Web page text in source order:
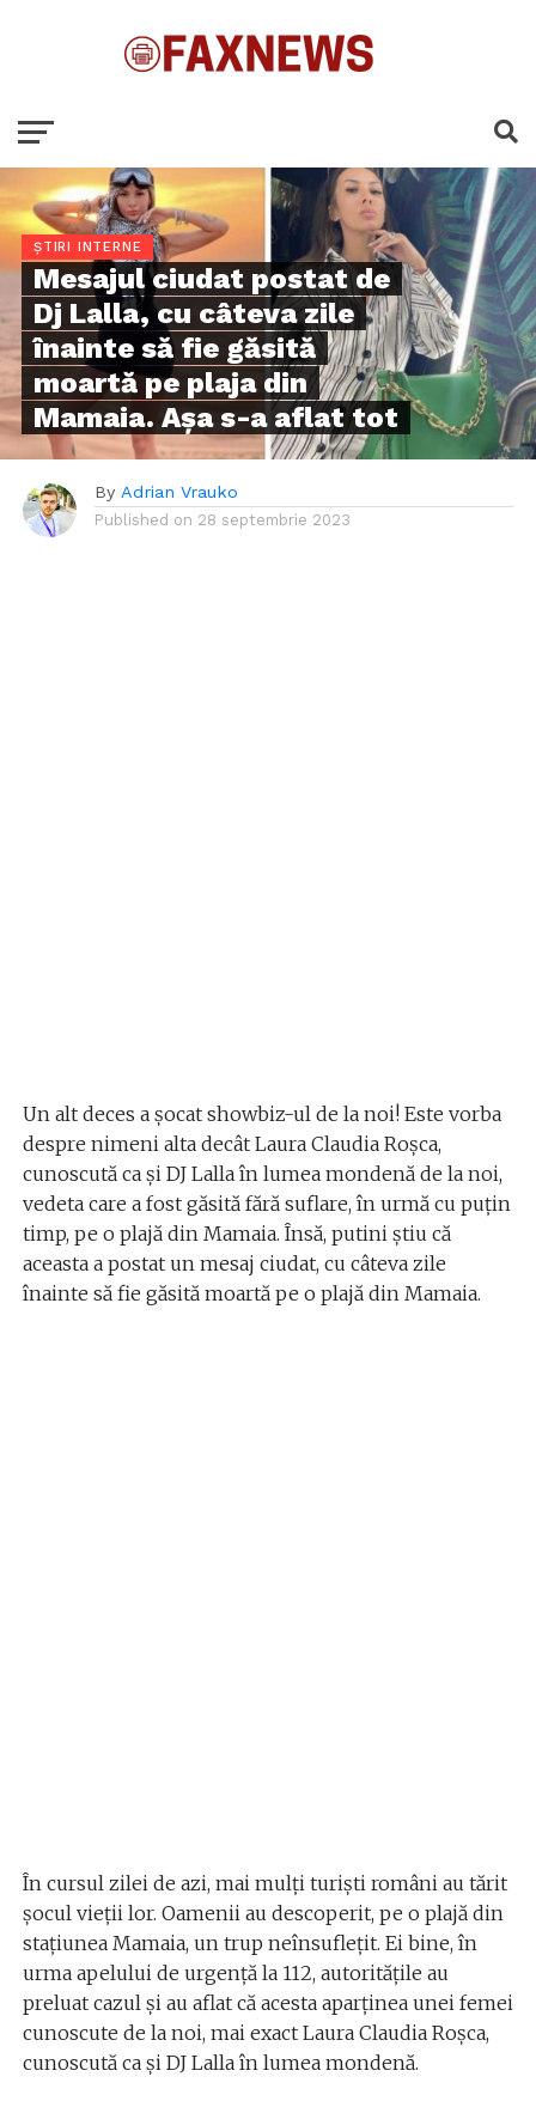
ȘTIRI INTERNE
Mesajul ciudat postat de
Dj Lalla, cu câteva zile
înainte să fie găsită
moartă pe plaja din
Mamaia. Așa s-a aflat tot
By Adrian Vrauko
Published on 28 septembrie 2023
Un alt deces a șocat showbiz-ul de la noi! Este vorba
despre nimeni alta decât Laura Claudia Roșca,
cunoscută ca și DJ Lalla în lumea mondenă de la noi,
vedeta care a fost găsită fără suflare, în urmă cu puțin
timp, pe o plajă din Mamaia. Însă, putini știu că
aceasta a postat un mesaj ciudat, cu câteva zile
înainte să fie găsită moartă pe o plajă din Mamaia.
În cursul zilei de azi, mai mulți turiști români au tărit
șocul vieții lor. Oamenii au descoperit, pe o plajă din
stațiunea Mamaia, un trup neînsuflețit. Ei bine, în
urma apelului de urgență la 112, autoritățile au
preluat cazul și au aflat că acesta aparținea unei femei
cunoscute de la noi, mai exact Laura Claudia Roșca,
cunoscută ca și DJ Lalla în lumea mondenă.